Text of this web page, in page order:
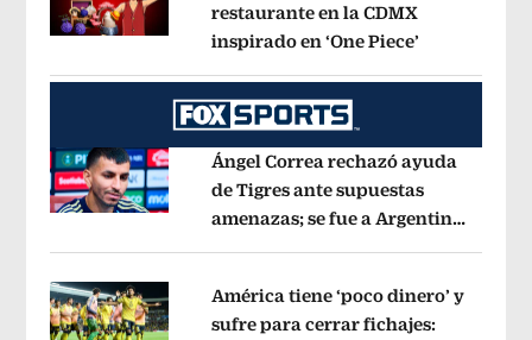
Opens in new window
restaurante en la CDMX
inspirado en ‘One Piece’
Opens in new window
Ángel Correa rechazó ayuda
de Tigres ante supuestas
amenazas; se fue a Argentina
América tiene ‘poco dinero’ y
sufre para cerrar fichajes: